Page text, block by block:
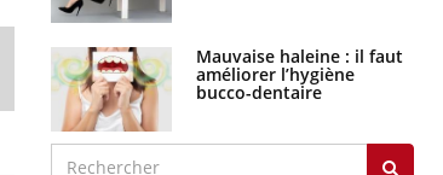
Mauvaise haleine : il faut
améliorer l’hygiène
bucco-dentaire